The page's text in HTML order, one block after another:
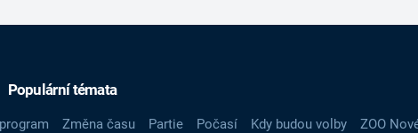
Populární témata
Změna času Partie Počasí Kdy budou volby
ZOO